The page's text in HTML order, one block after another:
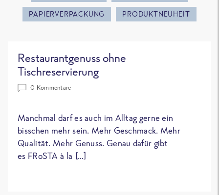
PAPIERVERPACKUNG PRODUKTNEUHEIT
Restaurantgenuss ohne
Tischreservierung
0 Kommentare
Manchmal darf es auch im Alltag gerne ein
bisschen mehr sein. Mehr Geschmack. Mehr
Qualität. Mehr Genuss. Genau dafür gibt
es FRoSTA à la […]